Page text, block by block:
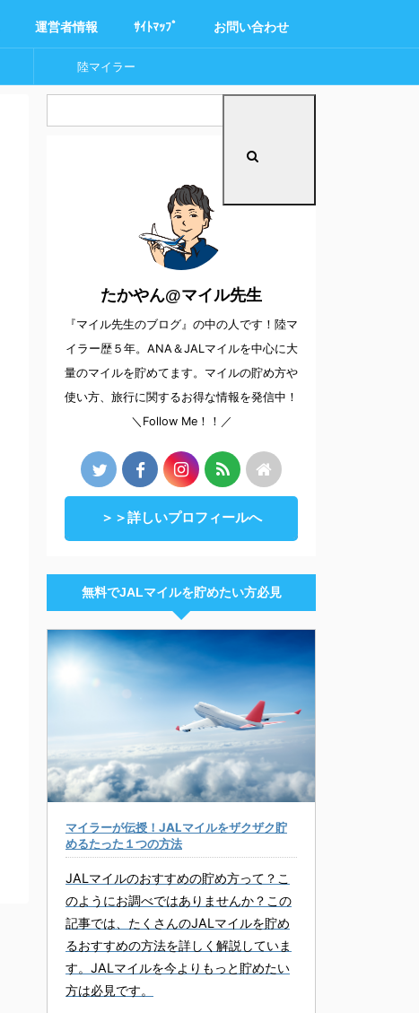
運営者情報 ｻｲﾄﾏｯﾌﾟ お問い合わせ
陸マイラー
たかやん@マイル先生
『マイル先生のブログ』の中の人です！陸マ
イラー歴５年。ANA＆JALマイルを中心に大
量のマイルを貯めてます。マイルの貯め方や
使い方、旅行に関するお得な情報を発信中！
＼Follow Me！！／
＞＞詳しいプロフィールへ
無料でJALマイルを貯めたい方必見
マイラーが伝授！JALマイルをザクザク貯
めるたった１つの方法
JALマイルのおすすめの貯め方って？こ
のようにお調べではありませんか？この
記事では、たくさんのJALマイルを貯め
るおすすめの方法を詳しく解説していま
す。JALマイルを今よりもっと貯めたい
方は必見です。